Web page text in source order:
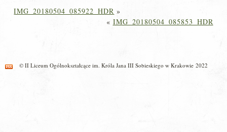
IMG_20180504_085922_HDR »
« IMG_20180504_085853_HDR
© II Liceum Ogólnokształcące im. Króla Jana III Sobieskiego w Krakowie 2022